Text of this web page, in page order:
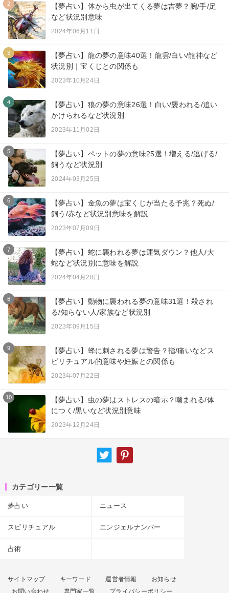
2
【夢占い】体から虫が出てくる夢は吉夢？腕/手/足
など状況別意味
2024年06月11日
3
【夢占い】龍の夢の意味40選！龍雲/白い/龍神など
状況別｜宝くじとの関係も
2023年10月24日
4
【夢占い】狼の夢の意味26選！白い/襲われる/追い
かけられるなど状況別
2023年11月02日
5
【夢占い】ペットの夢の意味25選！増える/逃げる/
飼うなど状況別
2024年03月25日
6
【夢占い】金魚の夢は宝くじが当たる予兆？死ぬ/
飼う/赤など状況別意味を解説
2023年07月09日
7
【夢占い】蛇に襲われる夢は運気ダウン？他人/大
蛇など状況別に意味を解説
2024年04月28日
8
【夢占い】動物に襲われる夢の意味31選！殺され
る/知らない人/家族など状況別
2023年09月15日
9
【夢占い】蜂に刺される夢は警告？指/痛いなどス
ピリチュアル的意味や妊娠との関係も
2023年07月22日
10
【夢占い】虫の夢はストレスの暗示？噛まれる/体
につく/黒いなど状況別意味
2023年12月24日
カテゴリー一覧
夢占い ニュース
スピリチュアル エンジェルナンバー
占術
サイトマップ キーワード 運営者情報
お知らせ